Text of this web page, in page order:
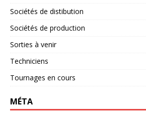
Sociétés de distibution
Sociétés de production
Sorties à venir
Techniciens
Tournages en cours
MÉTA